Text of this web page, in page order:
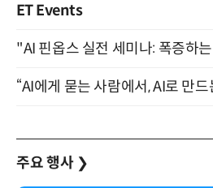
ET Events
주요 행사 ❯